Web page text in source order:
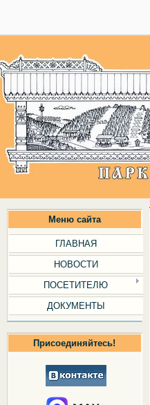
Меню сайта
ГЛАВНАЯ
НОВОСТИ
ПОСЕТИТЕЛЮ
ДОКУМЕНТЫ
Присоединяйтесь!